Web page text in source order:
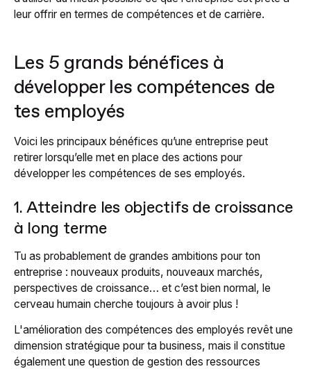
leur offrir en termes de compétences et de carrière.
Les 5 grands bénéfices à
développer les compétences de
tes employés
Voici les principaux bénéfices qu’une entreprise peut
retirer lorsqu’elle met en place des actions pour
développer les compétences de ses employés.
1. Atteindre les objectifs de croissance
à long terme
Tu as probablement de grandes ambitions pour ton
entreprise : nouveaux produits, nouveaux marchés,
perspectives de croissance… et c’est bien normal, le
cerveau humain cherche toujours à avoir plus !
L'amélioration des compétences des employés revêt une
dimension stratégique pour ta business, mais il constitue
également une question de gestion des ressources